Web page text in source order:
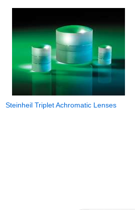
Steinheil Triplet Achromatic Lenses